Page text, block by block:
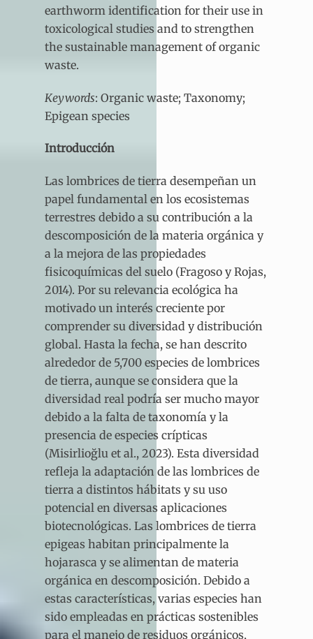
earthworm identification for their use in
toxicological studies and to strengthen
the sustainable management of organic
waste.
Keywords: Organic waste; Taxonomy;
Epigean species
Introducción
Las lombrices de tierra desempeñan un
papel fundamental en los ecosistemas
terrestres debido a su contribución a la
descomposición de la materia orgánica y
a la mejora de las propiedades
fisicoquímicas del suelo (Fragoso y Rojas,
2014). Por su relevancia ecológica ha
motivado un interés creciente por
comprender su diversidad y distribución
global. Hasta la fecha, se han descrito
alrededor de 5,700 especies de lombrices
de tierra, aunque se considera que la
diversidad real podría ser mucho mayor
debido a la falta de taxonomía y la
presencia de especies crípticas
(Misirlioğlu et al., 2023). Esta diversidad
refleja la adaptación de las lombrices de
tierra a distintos hábitats y su uso
potencial en diversas aplicaciones
biotecnológicas. Las lombrices de tierra
epigeas habitan principalmente la
hojarasca y se alimentan de materia
orgánica en descomposición. Debido a
estas características, varias especies han
sido empleadas en prácticas sostenibles
para el manejo de residuos orgánicos,